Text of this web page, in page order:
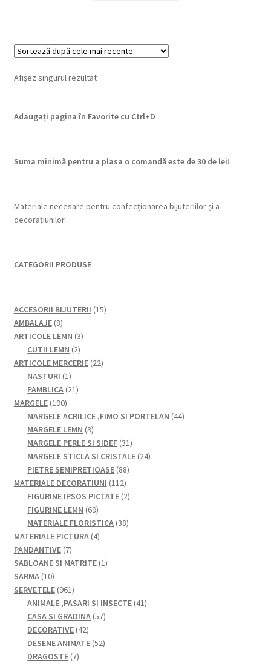
Afișez singurul rezultat
Adaugați pagina în Favorite cu Ctrl+D
Suma minimă pentru a plasa o comandă este de 30 de lei!
Materiale necesare pentru confecționarea bijuteriilor și a
decorațiunilor.
CATEGORII PRODUSE
ACCESORII BIJUTERII 1515
AMBALAJE 88
produse
ARTICOLE LEMN 33
CUTII LEMN 22
produse
ARTICOLE MERCERIE 2222
NASTURI 11
produs
PAMBLICA 2121
produse
MARGELE 190190
de
produse
MARGELE ACRILICE ,FIMO SI PORTELAN 4444
MARGELE LEMN 33
produse
MARGELE PERLE SI SIDEF 3131
de
MARGELE STICLA SI CRISTALE 2424
PIETRE SEMIPRETIOASE 8888
produse
MATERIALE DECORATIUNI 112112
produse
FIGURINE IPSOS PICTATE 22
FIGURINE LEMN 6969
de
produse
MATERIALE FLORISTICA 3838
MATERIALE PICTURA 44
PANDANTIVE 77
produse
SABLOANE SI MATRITE 11
SARMA 1010
produse
SERVETELE 961961
de
produse
ANIMALE ,PASARI SI INSECTE 4141
CASA SI GRADINA 5757
produse
DECORATIVE 4242
de
DESENE ANIMATE 5252
DRAGOSTE 77